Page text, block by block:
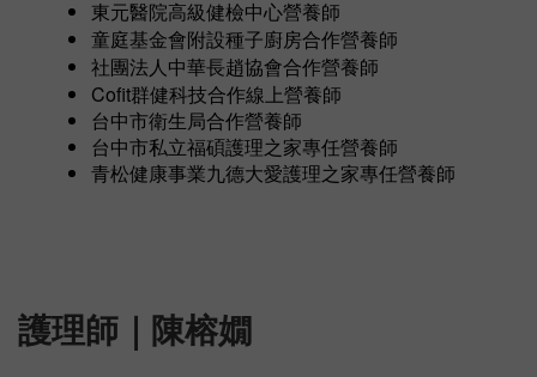
東元醫院高級健檢中心營養師
童庭基金會附設種子廚房合作營養師
社團法人中華長趙協會合作營養師
Cofit群健科技合作線上營養師
台中市衛生局合作營養師
台中市私立福碩護理之家專任營養師
青松健康事業九德大愛護理之家專任營養師
護理師｜陳榕嫺